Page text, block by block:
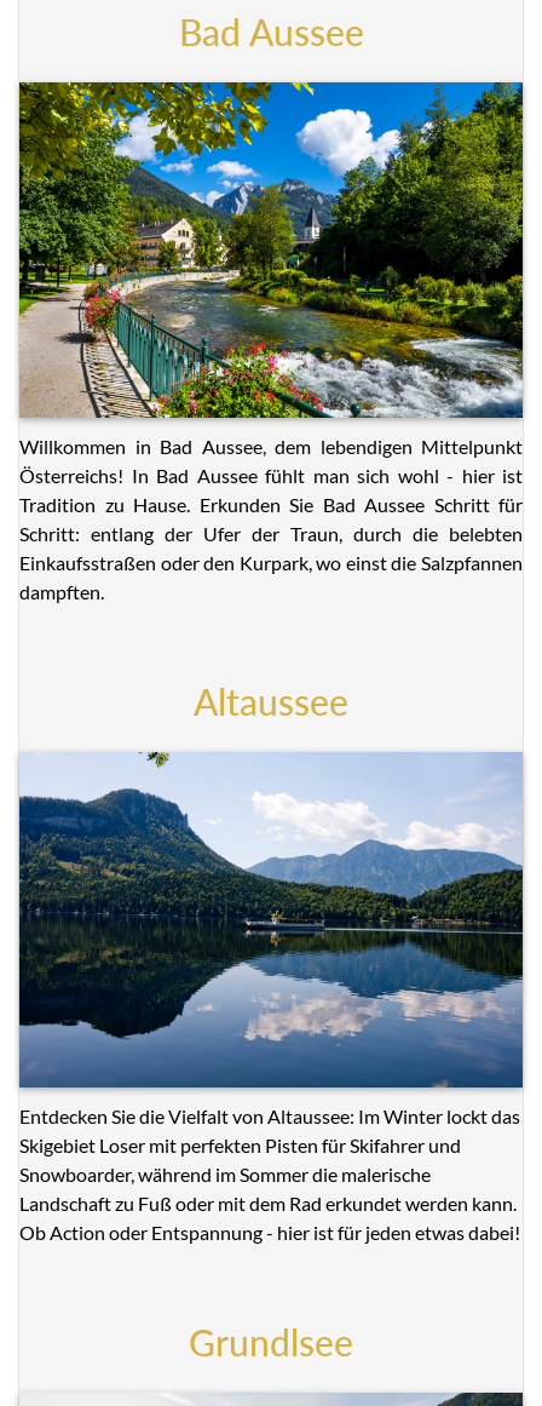
Bad Aussee
Willkommen in Bad Aussee, dem lebendigen Mittelpunkt
Österreichs! In Bad Aussee fühlt man sich wohl - hier ist
Tradition zu Hause. Erkunden Sie Bad Aussee Schritt für
Schritt: entlang der Ufer der Traun, durch die belebten
Einkaufsstraßen oder den Kurpark, wo einst die Salzpfannen
dampften.
Altaussee
Entdecken Sie die Vielfalt von Altaussee: Im Winter lockt das
Skigebiet Loser mit perfekten Pisten für Skifahrer und
Snowboarder, während im Sommer die malerische
Landschaft zu Fuß oder mit dem Rad erkundet werden kann.
Ob Action oder Entspannung - hier ist für jeden etwas dabei!
Grundlsee